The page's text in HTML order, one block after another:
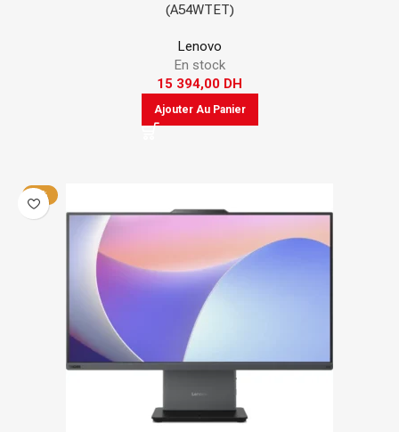
(A54WTET)
Lenovo
En stock
15 394,00 DH
Ajouter Au Panier
-3%